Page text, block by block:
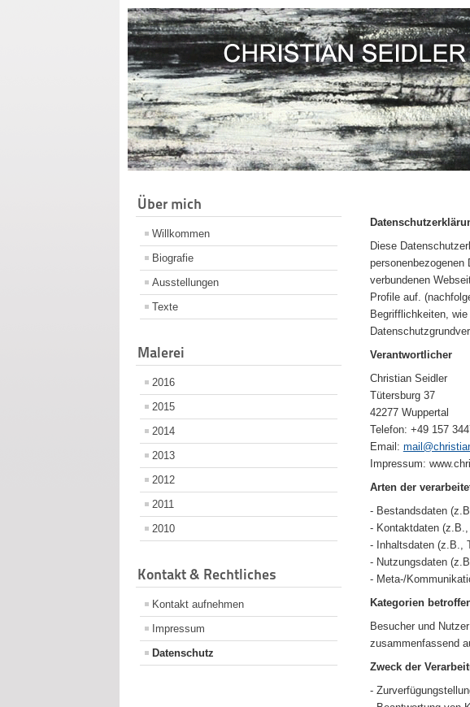
Über mich
Willkommen
Biografie
Ausstellungen
Texte
Malerei
2016
2015
2014
2013
2012
2011
2010
Kontakt & Rechtliches
Kontakt aufnehmen
Impressum
Datenschutz
Diese
personenbezogenen
verbundenen
Profile auf.
Begrifflichkeiten, wie
Verantwortlicher
Christian Seidler
Tütersburg 37
42277 Wuppertal
Telefon: +49 157
Email:
Impressum:
Arten der
- Bestandsdaten
- Kontaktdaten
- Inhaltsdaten (z.B.,
- Nutzungsdaten
- Meta-/
Kategorien
Besucher und
zusammenfassend
Zweck der
-